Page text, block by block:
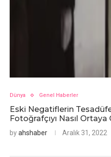
Dünya Genel Haberler
Eski Negatiflerin
Fotoğrafçıyı Nasıl Ortaya
byahshaber Aralık 31, 2022